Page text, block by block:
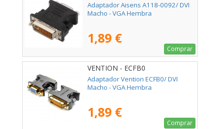
Adaptador Aisens A118-0092/ DVI
Macho - VGA Hembra
1,89 €
Comprar
VENTION - ECFB0
Adaptador Vention ECFB0/ DVI
Macho - VGA Hembra
1,89 €
Comprar